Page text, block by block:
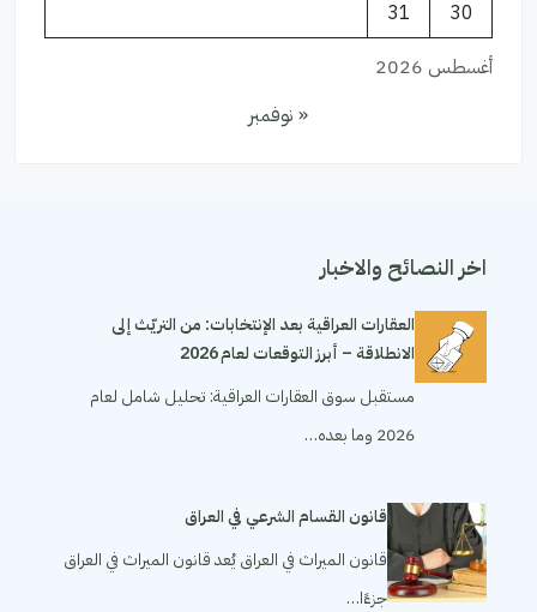
أغسطس 2026
30
31
« نوفمبر
اخر النصائح والاخبار
العقارات العراقية بعد الإنتخابات: من التريّث إلى
الانطلاقة – أبرز التوقعات لعام 2026
مستقبل سوق العقارات العراقية: تحليل شامل لعام
2026 وما بعده…
قانون القسام الشرعي في العراق
قانون الميراث في العراق يُعد قانون الميراث في العراق
جزءًا…